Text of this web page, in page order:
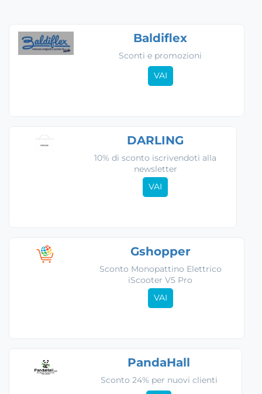
Baldiflex
Sconti e promozioni
VAI
DARLING
10% di sconto iscrivendoti alla
newsletter
VAI
Gshopper
Sconto Monopattino Elettrico
iScooter V5 Pro
VAI
PandaHall
Sconto 24% per nuovi clienti